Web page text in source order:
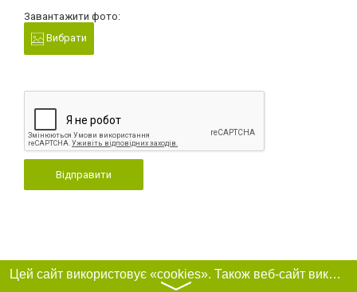
Завантажити фото:
Вибрати
Відправити
Цей сайт використовує «cookies». Також веб-сайт використовує інтернет-сервіс для збору технічних даних стосовно відвідувачів з метою отримання маркетингової та статистичної інформації. Умови обробки даних відвідувачів сайту див.
〉